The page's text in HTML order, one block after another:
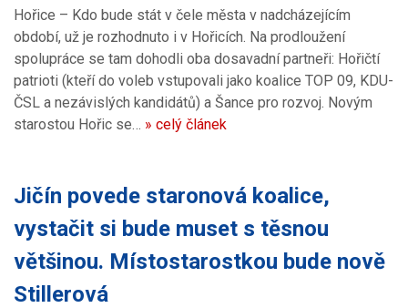
Hořice – Kdo bude stát v čele města v nadcházejícím
období, už je rozhodnuto i v Hořicích. Na prodloužení
spolupráce se tam dohodli oba dosavadní partneři: Hořičtí
patrioti (kteří do voleb vstupovali jako koalice TOP 09, KDU-
ČSL a nezávislých kandidátů) a Šance pro rozvoj. Novým
starostou Hořic se… » celý článek
Jičín povede staronová koalice,
vystačit si bude muset s těsnou
většinou. Místostarostkou bude nově
Stillerová